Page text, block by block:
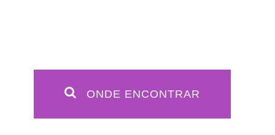
ONDE ENCONTRAR